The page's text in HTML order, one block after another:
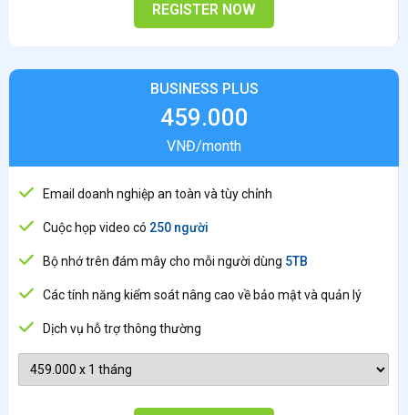
REGISTER NOW
BUSINESS PLUS
459.000
VNĐ/month
Email doanh nghiệp an toàn và tùy chỉnh
Cuộc họp video có 250 người
Bộ nhớ trên đám mây cho mỗi người dùng 5TB
Các tính năng kiểm soát nâng cao về bảo mật và quản lý
Dịch vụ hỗ trợ thông thường